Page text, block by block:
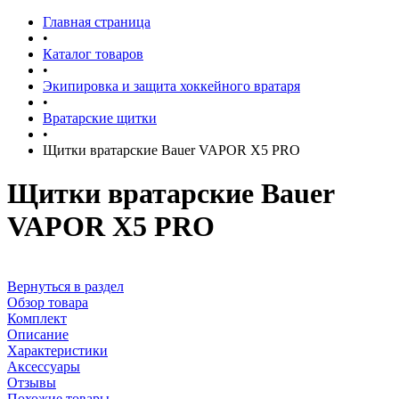
Главная страница
•
Каталог товаров
•
Экипировка и защита хоккейного вратаря
•
Вратарские щитки
•
Щитки вратарские Bauer VAPOR X5 PRO
Щитки вратарские Bauer
VAPOR X5 PRO
Вернуться в раздел
Обзор товара
Комплект
Описание
Характеристики
Аксессуары
Отзывы